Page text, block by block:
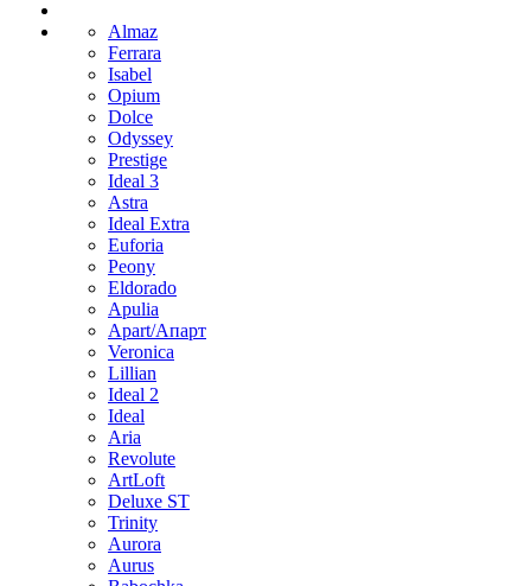
Almaz
Ferrara
Isabel
Opium
Dolce
Odyssey
Prestige
Ideal 3
Astra
Ideal Extra
Euforia
Peony
Eldorado
Apulia
Apart/Апарт
Veronica
Lillian
Ideal 2
Ideal
Aria
Revolute
ArtLoft
Deluxe ST
Trinity
Aurora
Aurus